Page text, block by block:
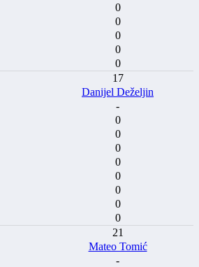
0
0
0
0
0
17
Danijel Deželjin
-
0
0
0
0
0
0
0
0
21
Mateo Tomić
-